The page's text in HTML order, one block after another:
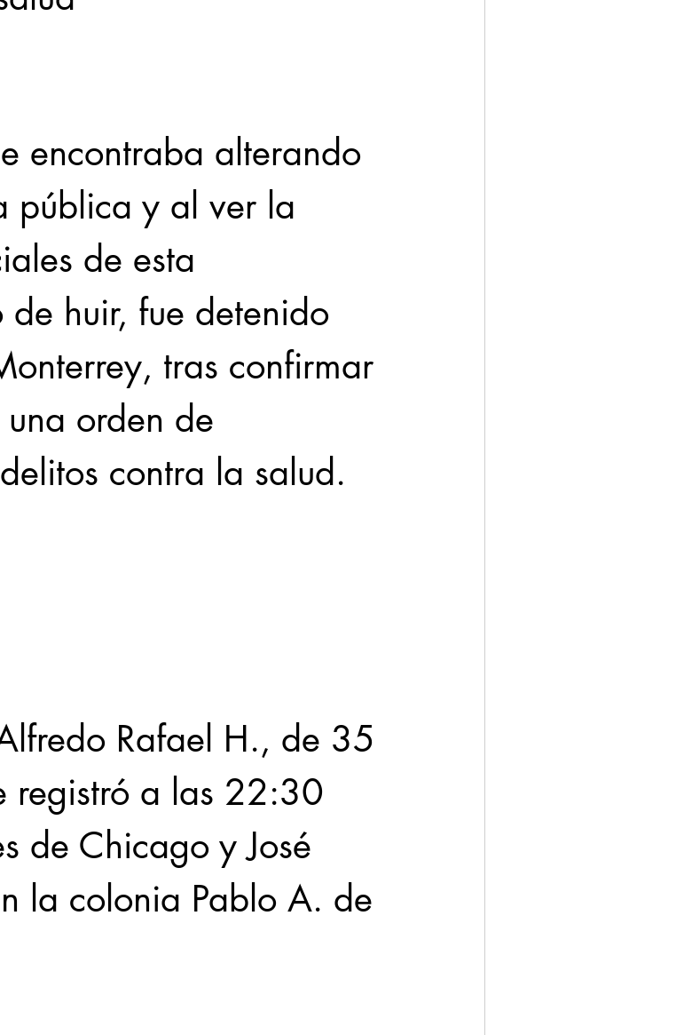
encontraba alterando
pública y al ver la
de esta
huir, fue detenido
tras confirmar
orden de
contra la salud.
Rafael H., de 35
registró a las 22:30
de Chicago y José
la colonia Pablo A. de